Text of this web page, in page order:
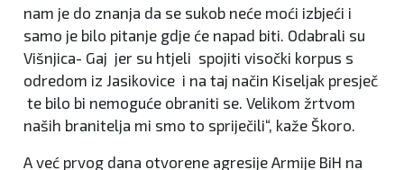
nam je do znanja da se sukob neće moći izbjeći i
samo je bilo pitanje gdje će napad biti. Odabrali su
Višnjica- Gaj jer su htjeli spojiti visočki korpus s
odredom iz Jasikovice i na taj način Kiseljak presječ
te bilo bi nemoguće obraniti se. Velikom žrtvom
naših branitelja mi smo to spriječili“, kaže Škoro.
A već prvog dana otvorene agresije Armije BiH na